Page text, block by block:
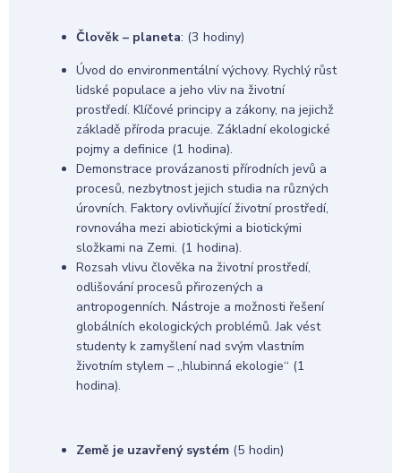
Člověk – planeta: (3 hodiny)
Úvod do environmentální výchovy. Rychlý růst
lidské populace a jeho vliv na životní
prostředí. Klíčové principy a zákony, na jejichž
základě příroda pracuje. Základní ekologické
pojmy a definice (1 hodina).
Demonstrace provázanosti přírodních jevů a
procesů, nezbytnost jejich studia na různých
úrovních. Faktory ovlivňující životní prostředí,
rovnováha mezi abiotickými a biotickými
složkami na Zemi. (1 hodina).
Rozsah vlivu člověka na životní prostředí,
odlišování procesů přirozených a
antropogenních. Nástroje a možnosti řešení
globálních ekologických problémů. Jak vést
studenty k zamyšlení nad svým vlastním
životním stylem – „hlubinná ekologie“ (1
hodina).
Země je uzavřený systém(5 hodin)